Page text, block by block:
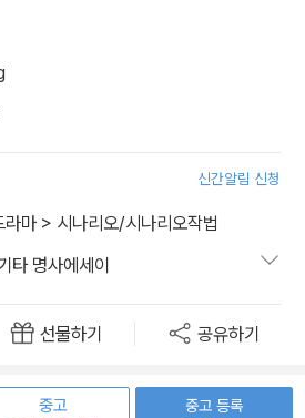
신간알림 신청
라마 > 시나리오/시나리오작법
타 명사에세이
선물하기 공유하기
중고
중고 등록